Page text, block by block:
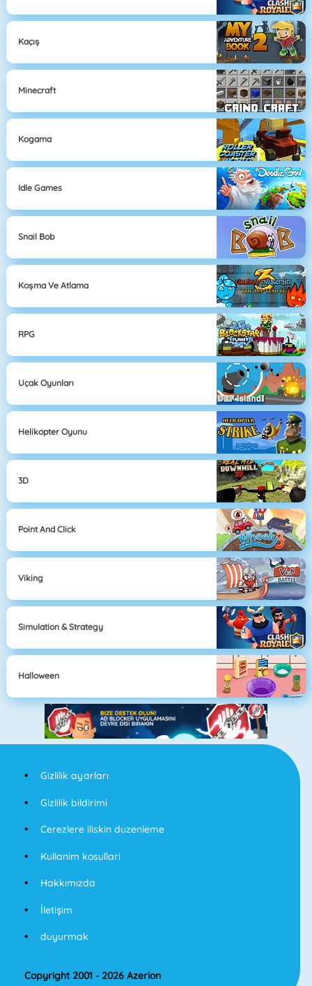
Kaçış
Minecraft
Kogama
Idle Games
Snail Bob
Koşma Ve Atlama
RPG
Uçak Oyunları
Helikopter Oyunu
3D
Point And Click
Viking
Simulation & Strategy
Halloween
Gizlilik ayarları
Gizlilik bildirimi
Cerezlere iliskin duzenleme
Kullanim kosullari
Hakkımızda
İletişim
duyurmak
Copyright 2001 - 2026 Azerion